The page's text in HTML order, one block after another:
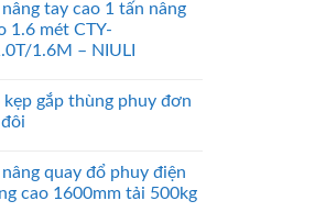
nâng tay cao 1 tấn nâng
1.6 mét CTY-
1.6M – NIULI
kẹp gắp thùng phuy đơn
nâng quay đổ phuy điện
cao 1600mm tải 500kg